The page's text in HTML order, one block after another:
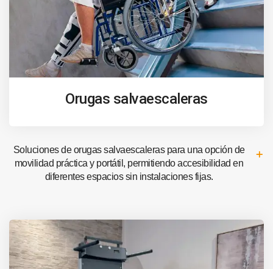
Orugas salvaescaleras
Soluciones de orugas salvaescaleras para una opción de
movilidad práctica y portátil, permitiendo accesibilidad en
diferentes espacios sin instalaciones fijas.